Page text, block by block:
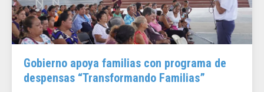
Gobierno apoya familias con programa de
despensas “Transformando Familias”